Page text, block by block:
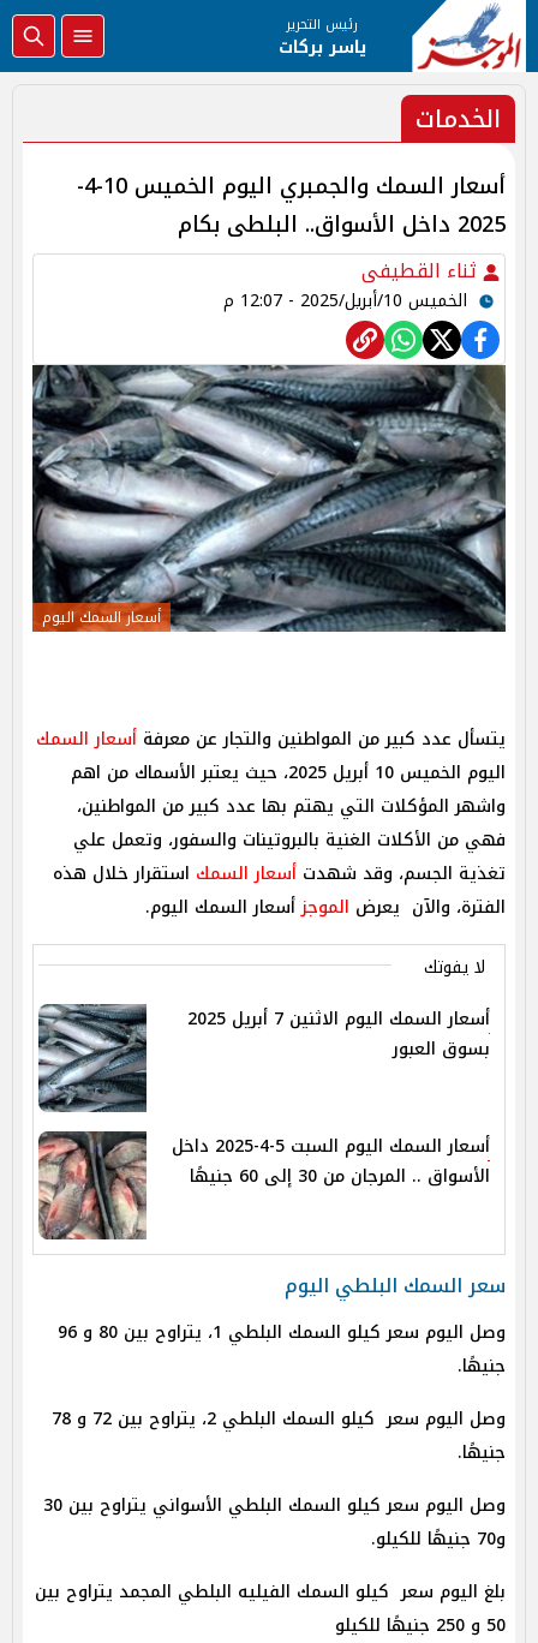
رئيس التحرير
ياسر بركات
الخدمات
أسعار السمك والجمبري اليوم الخميس 10-4-
2025 داخل الأسواق.. البلطى بكام
ثناء القطيفى
الخميس 10/أبريل/2025 - 12:07 م
أسعار السمك اليوم
يتسأل عدد كبير من المواطنين والتجار عن معرفة أسعار السمك
اليوم الخميس 10 أبريل 2025، حيث يعتبر الأسماك من اهم
واشهر المؤكلات التي يهتم بها عدد كبير من المواطنين،
فهي من الأكلات الغنية بالبروتينات والسفور، وتعمل علي
تغذية الجسم، وقد شهدت أسعار السمك استقرار خلال هذه
الفترة، والآن يعرض الموجزأسعار السمك اليوم.
لا يفوتك
أسعار السمك اليوم الاثنين 7 أبريل 2025
بسوق العبور
أسعار السمك اليوم السبت 5-4-2025 داخل
الأسواق .. المرجان من 30 إلى 60 جنيهًا
سعر السمك البلطي اليوم
وصل اليوم سعر كيلو السمك البلطي 1، يتراوح بين 80 و 96
جنيهًا.
وصل اليوم سعر كيلو السمك البلطي 2، يتراوح بين 72 و 78
جنيهًا.
وصل اليوم سعر كيلو السمك البلطي الأسواني يتراوح بين 30
و70 جنيهًا للكيلو.
بلغ اليوم سعر كيلو السمك الفيليه البلطي المجمد يتراوح بين
50 و 250 جنيهًا للكيلو